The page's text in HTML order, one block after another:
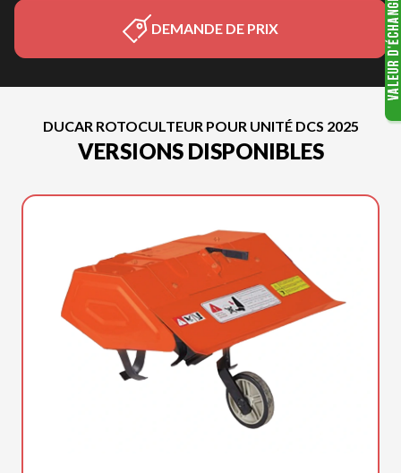
DEMANDE DE PRIX
DUCAR ROTOCULTEUR POUR UNITÉ DCS 2025
VERSIONS DISPONIBLES